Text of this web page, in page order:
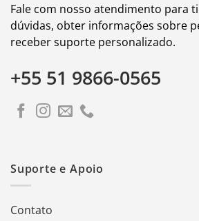
Fale com nosso atendimento para
dúvidas, obter informações sobre
receber suporte personalizado.
+55 51 9866-0565
Suporte e Apoio
Contato